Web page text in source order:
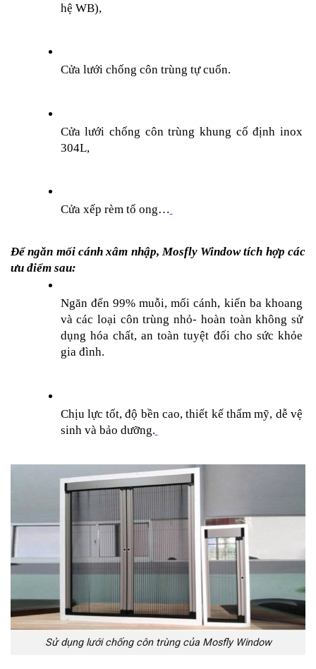
hệ WB),
Cửa lưới chống côn trùng tự cuốn.
Cửa lưới chống côn trùng khung cố định inox
304L,
Cửa xếp rèm tổ ong…
Để ngăn mối cánh xâm nhập, Mosfly Window tích hợp các
ưu điểm sau:
Ngăn đến 99% muỗi, mối cánh, kiến ba khoang
và các loại côn trùng nhỏ- hoàn toàn không sử
dụng hóa chất, an toàn tuyệt đối cho sức khỏe
gia đình.
Chịu lực tốt, độ bền cao, thiết kế thẩm mỹ, dễ vệ
sinh và bảo dưỡng.
Sử dụng lưới chống côn trùng của Mosfly Window